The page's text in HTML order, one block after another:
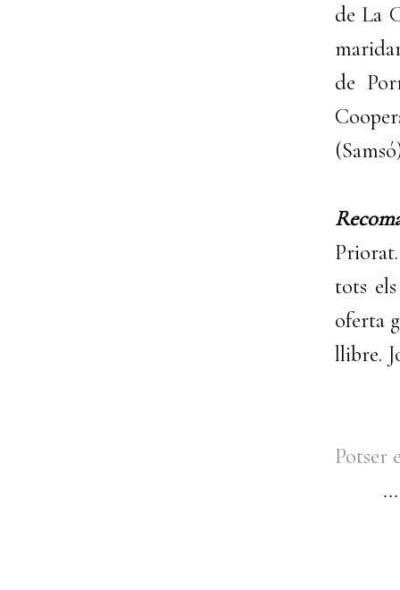
de La
de
tots
oferta
llibre.
Potser
...